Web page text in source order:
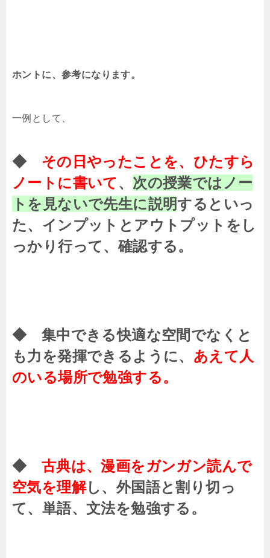
ホントに、参考になります。
一例として、
◆ その日やったことを、ひたすら
ノートに書いて 、 次の授業ではノー
トを見ないで先生に説明するといっ
た、インプットとアウトプットをし
っかり行って、確認する。
◆ 集中できる快適な空間でなくと
も力を発揮できるように、 あえて人
のいる場所で勉強する。
◆ 古典は、漫画をガンガン読んで
空気を理解し、外国語と割り切っ
て、単語、文法を勉強する。